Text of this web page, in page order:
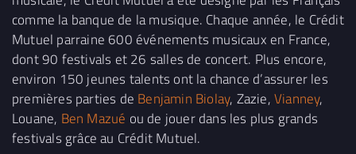
comme la banque de la musique. Chaque année, le Crédit
Mutuel parraine 600 événements musicaux en France,
dont 90 festivals et 26 salles de concert. Plus encore,
environ 150 jeunes talents ont la chance d’assurer les
premières parties de Benjamin Biolay, Zazie,Vianney,
Louane, Ben Mazué ou de jouer dans les plus grands
festivals grâce au Crédit Mutuel.